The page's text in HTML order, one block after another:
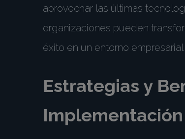
aprovechar las últimas
organizaciones pueden
éxito en un entorno
Estrategias y